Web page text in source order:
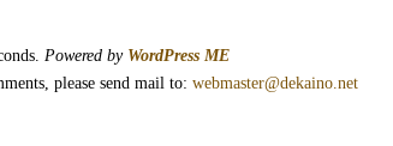
Powered by WordPress ME
please send mail to: webmaster@dekaino.net